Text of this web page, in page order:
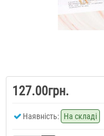
127.00грн.
Наявність: На складі